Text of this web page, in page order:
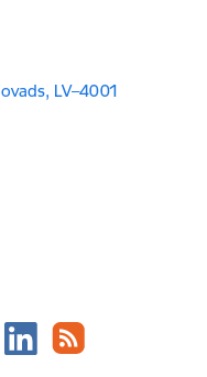
LV–4001